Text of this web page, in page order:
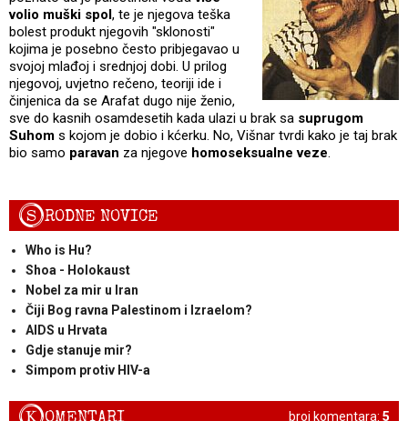
volio muški spol, te je njegova teška
bolest produkt njegovih "sklonosti"
kojima je posebno često pribjegavao u
svojoj mlađoj i srednjoj dobi. U prilog
njegovoj, uvjetno rečeno, teoriji ide i
činjenica da se Arafat dugo nije ženio,
sve do kasnih osamdesetih kada ulazi u brak sa suprugom
Suhom s kojom je dobio i kćerku. No, Višnar tvrdi kako je taj brak
bio samo paravan za njegove homoseksualne veze.
SRODNE NOVICE
Who is Hu?
Shoa - Holokaust
Nobel za mir u Iran
Čiji Bog ravna Palestinom i Izraelom?
AIDS u Hrvata
Gdje stanuje mir?
Simpom protiv HIV-a
broj komentara: 5